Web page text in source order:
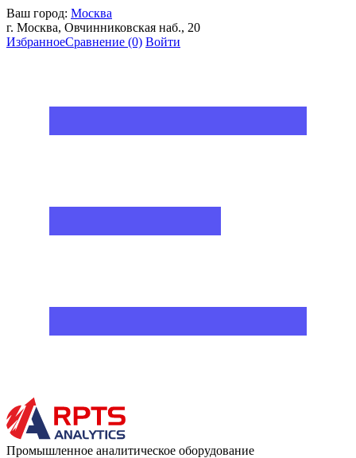
Ваш город: Москва
г. Москва, Овчинниковская наб., 20
ИзбранноеСравнение (0) Войти
Промышленное аналитическое оборудование